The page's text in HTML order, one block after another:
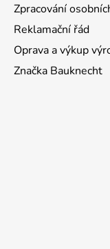
Zpracování
Reklamační řád
Oprava a výkup
Značka Bauknecht